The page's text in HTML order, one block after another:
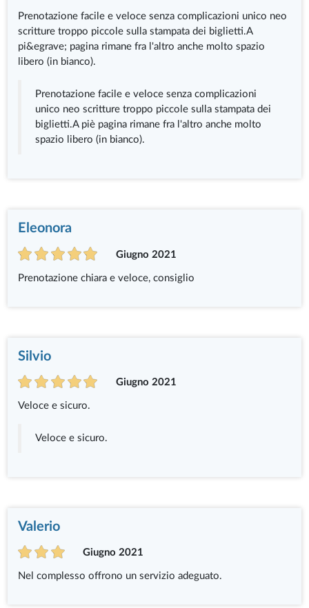
Prenotazione facile e veloce senza complicazioni unico neo
scritture troppo piccole sulla stampata dei biglietti.A
pi&egrave; pagina rimane fra l'altro anche molto spazio
libero (in bianco).
Prenotazione facile e veloce senza complicazioni
unico neo scritture troppo piccole sulla stampata dei
biglietti.A piè pagina rimane fra l'altro anche molto
spazio libero (in bianco).
Eleonora
Giugno 2021
Prenotazione chiara e veloce, consiglio
Silvio
Giugno 2021
Veloce e sicuro.
Veloce e sicuro.
Valerio
Giugno 2021
Nel complesso offrono un servizio adeguato.